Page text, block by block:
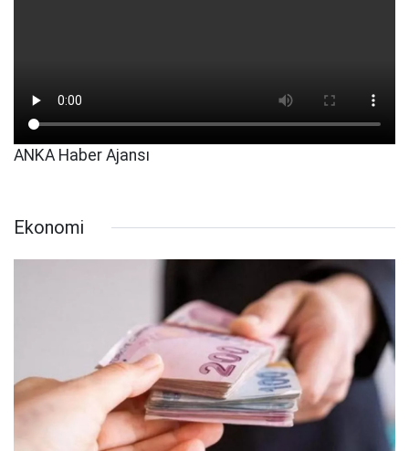
ANKA Haber Ajansı
Ekonomi